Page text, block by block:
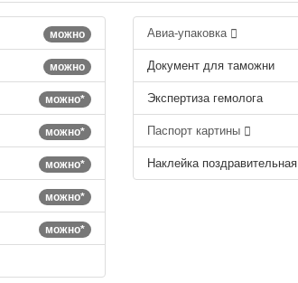
можно
можно
можно*
можно*
можно*
можно*
можно*
Авиа-упаковка
Документ для таможни
Экспертиза гемолога
Паспорт картины
Наклейка поздравительная